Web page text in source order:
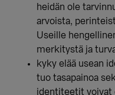
heidän ole
arvoista,
Useille
merkitystä ja
kyky elää usean
tuo tasapainoa
identiteetit voivat